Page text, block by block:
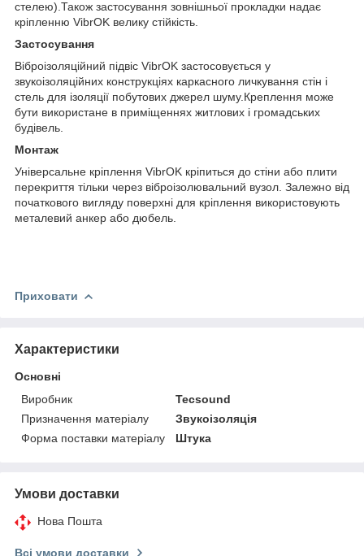
стелею).Також застосування зовнішньої прокладки надає
кріпленню VibrOK велику стійкість.
Застосування
Віброізоляційний підвіс VibrOK застосовується у
звукоізоляційних конструкціях каркасного личкування стін і
стель для ізоляції побутових джерел шуму.Креплення може
бути використане в приміщеннях житлових і громадських
будівель.
Монтаж
Універсальне кріплення VibrOK кріпиться до стіни або плити
перекриття тільки через віброізолювальний вузол. Залежно від
початкового вигляду поверхні для кріплення використовують
металевий анкер або дюбель.
Приховати
Характеристики
Основні
Виробник
Tecsound
Призначення матеріалу
Звукоізоляція
Форма поставки матеріалу
Штука
Умови доставки
Нова Пошта
Всі умови доставки